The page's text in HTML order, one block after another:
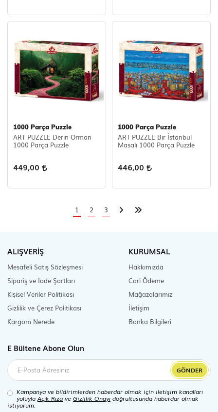
1000 Parça Puzzle
ART PUZZLE Derin Orman
1000 Parça Puzzle
449,00
1000 Parça Puzzle
ART PUZZLE Bir İstanbul
Masalı 1000 Parça Puzzle
446,00
1 2 3
ALIŞVERİŞ
Mesafeli Satış Sözleşmesi
Sipariş ve İade Şartları
Kişisel Veriler Politikası
Gizlilik ve Çerez Politikası
Kargom Nerede
KURUMSAL
Hakkımızda
Cari Ödeme
Mağazalarımız
İletişim
Banka Bilgileri
E Bültene Abone Olun
GÖNDER
Kampanya ve bildirimlerden haberdar olmak için iletişim kanalları
yoluylaAçık Rıza ve Gizlilik Onayı doğrultusunda haberdar olmak
istiyorum.